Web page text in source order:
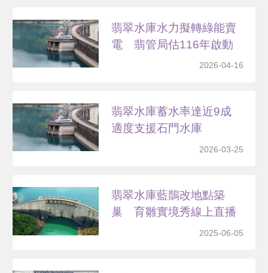
翡翠水庫水力擬轉綠能賣
電 翡管局估116年啟動
2026-04-16
翡翠水庫蓄水率達近9成
適度支援石門水庫
2026-03-25
翡翠水庫藍鵲改地點築
巢 育雛實境秀線上直播
2025-06-05